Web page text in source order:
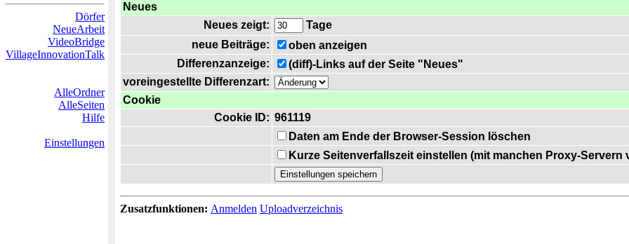
Dörfer
NeueArbeit
VideoBridge
VillageInnovationTalk
AlleOrdner
AlleSeiten
Hilfe
Einstellungen
Neues
Neues zeigt:
Tage
neue Beiträge:
oben anzeigen
Differenzanzeige:
(diff)-Links auf der Seite "Neues"
voreingestellte Differenzart:
Cookie
Cookie ID: 961119
Daten am Ende der Browser-Session löschen
Kurze Seitenverfallszeit einstellen (mit manchen Proxy-Servern
Zusatzfunktionen: Anmelden Uploadverzeichnis